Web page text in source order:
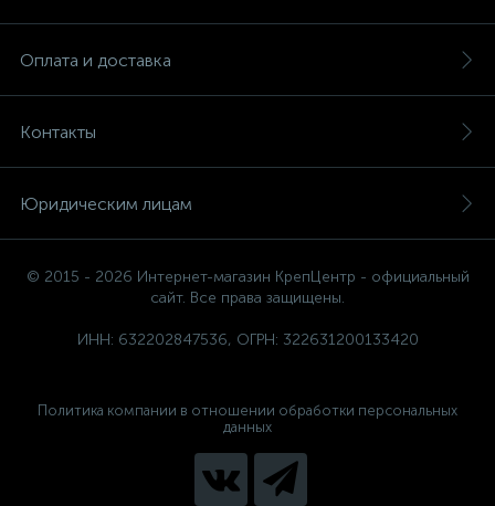
Оплата и доставка
Контакты
Юридическим лицам
© 2015 - 2026 Интернет-магазин КрепЦентр - официальный
сайт. Все права защищены.
ИНН: 632202847536, ОГРН: 322631200133420
Политика компании в отношении обработки персональных
данных